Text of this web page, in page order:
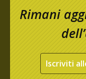
Rimani
Iscriviti